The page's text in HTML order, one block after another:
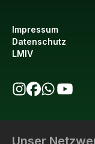
Impressum
Datenschutz
LMIV
Unser